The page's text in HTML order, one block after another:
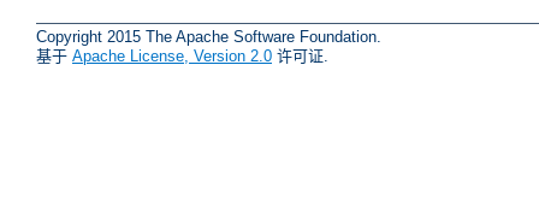
Copyright 2015 The Apache Software Foundation.
基于 Apache License, Version 2.0 许可证.